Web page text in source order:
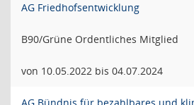
AG Friedhofsentwicklung
B90/Grüne Ordentliches Mitglied
von 10.05.2022 bis 04.07.2024